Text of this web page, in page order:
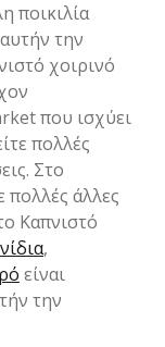
ποικιλία
την
χοιρινό
που ισχύει
πολλές
Στο
άλλες
Καπνιστό
,
είναι
την